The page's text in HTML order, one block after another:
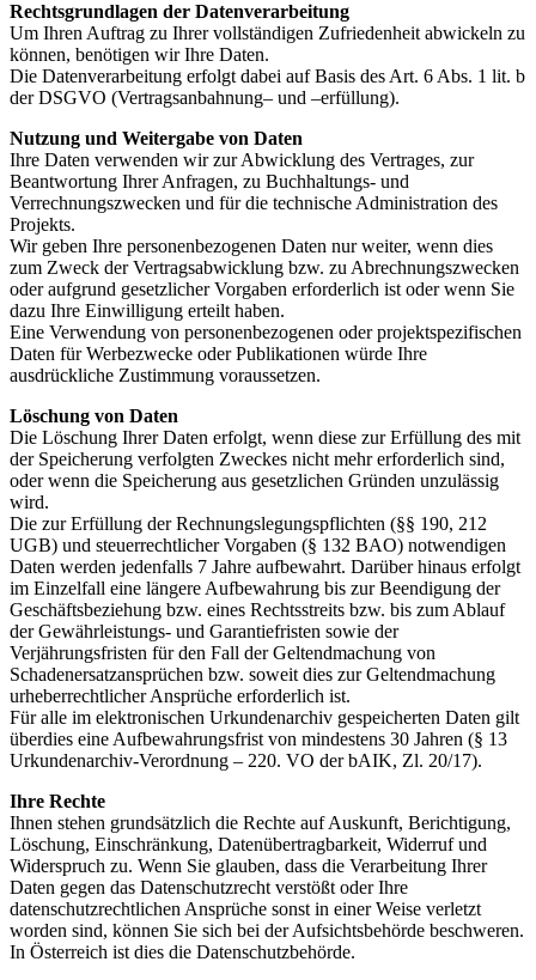
Rechtsgrundlagen der Datenverarbeitung
Um Ihren Auftrag zu Ihrer vollständigen Zufriedenheit abwickeln zu
können, benötigen wir Ihre Daten.
Die Datenverarbeitung erfolgt dabei auf Basis des Art. 6 Abs. 1 lit. b
der DSGVO (Vertragsanbahnung– und –erfüllung).
Nutzung und Weitergabe von Daten
Ihre Daten verwenden wir zur Abwicklung des Vertrages, zur
Beantwortung Ihrer Anfragen, zu Buchhaltungs- und
Verrechnungszwecken und für die technische Administration des
Projekts.
Wir geben Ihre personenbezogenen Daten nur weiter, wenn dies
zum Zweck der Vertragsabwicklung bzw. zu Abrechnungszwecken
oder aufgrund gesetzlicher Vorgaben erforderlich ist oder wenn Sie
dazu Ihre Einwilligung erteilt haben.
Eine Verwendung von personenbezogenen oder projektspezifischen
Daten für Werbezwecke oder Publikationen würde Ihre
ausdrückliche Zustimmung voraussetzen.
Löschung von Daten
Die Löschung Ihrer Daten erfolgt, wenn diese zur Erfüllung des mit
der Speicherung verfolgten Zweckes nicht mehr erforderlich sind,
oder wenn die Speicherung aus gesetzlichen Gründen unzulässig
wird.
Die zur Erfüllung der Rechnungslegungspflichten (§§ 190, 212
UGB) und steuerrechtlicher Vorgaben (§ 132 BAO) notwendigen
Daten werden jedenfalls 7 Jahre aufbewahrt. Darüber hinaus erfolgt
im Einzelfall eine längere Aufbewahrung bis zur Beendigung der
Geschäftsbeziehung bzw. eines Rechtsstreits bzw. bis zum Ablauf
der Gewährleistungs- und Garantiefristen sowie der
Verjährungsfristen für den Fall der Geltendmachung von
Schadenersatzansprüchen bzw. soweit dies zur Geltendmachung
urheberrechtlicher Ansprüche erforderlich ist.
Für alle im elektronischen Urkundenarchiv gespeicherten Daten gilt
überdies eine Aufbewahrungsfrist von mindestens 30 Jahren (§ 13
Urkundenarchiv-Verordnung – 220. VO der bAIK, Zl. 20/17).
Ihre Rechte
Ihnen stehen grundsätzlich die Rechte auf Auskunft, Berichtigung,
Löschung, Einschränkung, Datenübertragbarkeit, Widerruf und
Widerspruch zu. Wenn Sie glauben, dass die Verarbeitung Ihrer
Daten gegen das Datenschutzrecht verstößt oder Ihre
datenschutzrechtlichen Ansprüche sonst in einer Weise verletzt
worden sind, können Sie sich bei der Aufsichtsbehörde beschweren.
In Österreich ist dies die Datenschutzbehörde.